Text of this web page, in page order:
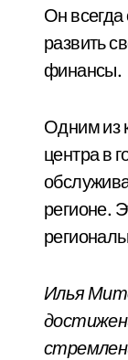
Он
развить
финансы.
Одним из
центра в
регионе.
Илья